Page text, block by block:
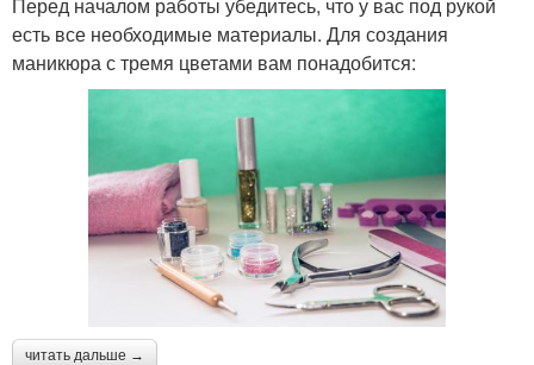
Перед началом работы убедитесь, что у вас под рукой
есть все необходимые материалы. Для создания
маникюра с тремя цветами вам понадобится:
читать дальше →